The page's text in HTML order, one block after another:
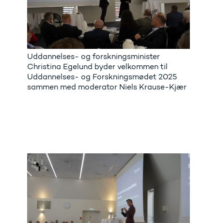
Uddannelses- og forskningsminister
Christina Egelund byder velkommen til
Uddannelses- og Forskningsmødet 2025
sammen med moderator Niels Krause-Kjær